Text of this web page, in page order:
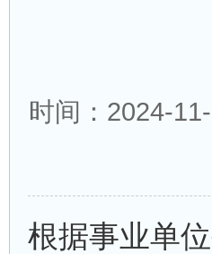
时间：2024-
根据事业单